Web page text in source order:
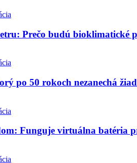
Prečo budú bioklimatické
po 50 rokoch nezanechá
Funguje virtuálna batéria